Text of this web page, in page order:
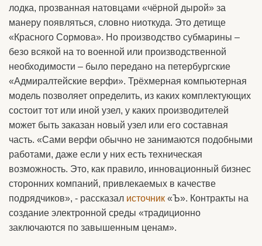
лодка, прозванная натовцами «чёрной дырой» за
манеру появляться, словно ниоткуда. Это детище
«Красного Сормова». Но производство субмарины –
безо всякой на то военной или производственной
необходимости – было передано на петербургские
«Адмиралтейские верфи». Трёхмерная компьютерная
модель позволяет определить, из каких комплектующих
состоит тот или иной узел, у каких производителей
может быть заказан новый узел или его составная
часть. «Сами верфи обычно не занимаются подобными
работами, даже если у них есть техническая
возможность. Это, как правило, инновационный бизнес
сторонних компаний, привлекаемых в качестве
подрядчиков», - рассказал источник «Ъ». Контракты на
создание электронной среды «традиционно
заключаются по завышенным ценам».